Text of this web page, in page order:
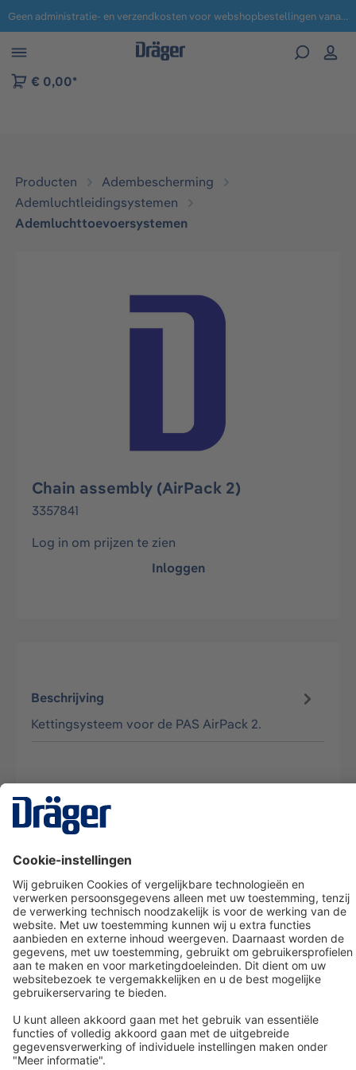
naar navigatie B2B-platform Geen administratie- en verzendkosten voor webshopbestellingen vanaf € 100,-.
€ 0,00*
Producten
Adembescherming
Ademluchtleidingsystemen
Ademluchttoevoersystemen
Afbeeldingengalerij overslaan
Chain assembly (AirPack 2)
3357841
Log in om prijzen te zien
Inloggen
Beschrijving
Kettingsysteem voor de PAS AirPack 2.
Dräger klantenservice
Over Dräger
Bestellen in onze webshop
Community